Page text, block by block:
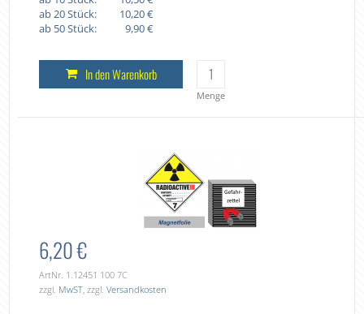
ab 20 Stück:
10,20 €
ab 50 Stück:
9,90 €
Menge
In den Warenkorb
6,20 €
ArtNr. 1.12451 100 7C
zzgl. MwST , zzgl.Versandkosten